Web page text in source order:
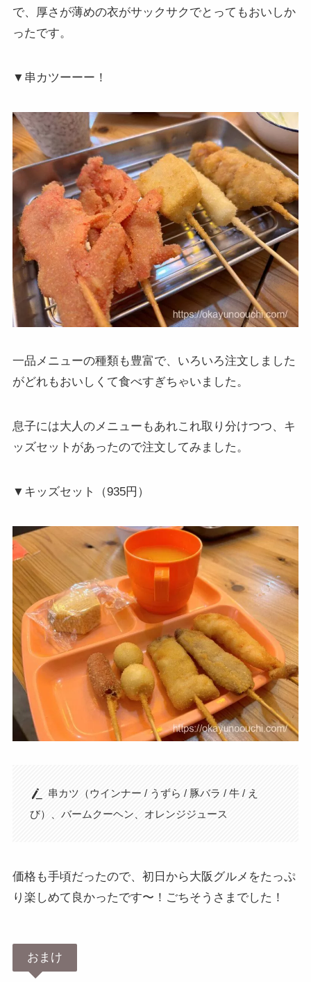
で、厚さが薄めの衣がサックサクでとってもおいしか
ったです。
▼串カツーーー！
一品メニューの種類も豊富で、いろいろ注文しました
がどれもおいしくて食べすぎちゃいました。
息子には大人のメニューもあれこれ取り分けつつ、キ
ッズセットがあったので注文してみました。
▼キッズセット（935円）
串カツ（ウインナー / うずら / 豚バラ / 牛 / え
び）、バームクーヘン、オレンジジュース
価格も手頃だったので、初日から大阪グルメをたっぷ
り楽しめて良かったです〜！ごちそうさまでした！
おまけ